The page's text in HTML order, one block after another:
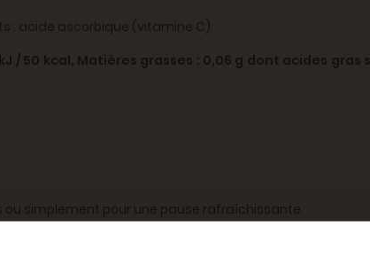
: acide ascorbique (vitamine C).
/ 50 kcal, Matières grasses : 0,06 g dont acides gras
simplement pour une pause rafraîchissante.
est parfait pour toute la famille et peut